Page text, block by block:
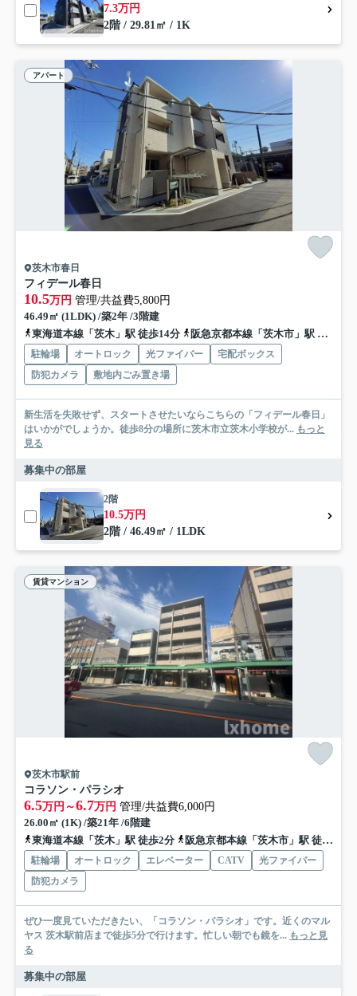
7.3万円
2階 / 29.81㎡ / 1K
アパート
茨木市春日
フィデール春日
10.5万円 管理/共益費5,800円
46.49㎡ (1LDK) /築2年 /3階建
東海道本線「茨木」駅 徒歩14分
阪急京都本線「茨木市」駅 徒歩17分
駐輪場 オートロック 光ファイバー
宅配ボックス
防犯カメラ
敷地内ごみ置き場
新生活を失敗せず、スタートさせたいならこちらの「フィデール春日」
はいかがでしょうか。徒歩8分の場所に茨木市立茨木小学校が... もっと
見る
募集中の部屋
2階
10.5万円
2階 / 46.49㎡ / 1LDK
賃貸マンション
茨木市駅前
コラソン・パラシオ
6.5万円～6.7万円 管理/共益費6,000円
26.00㎡ (1K) /築21年 /6階建
東海道本線「茨木」駅 徒歩2分
阪急京都本線「茨木市」駅 徒歩10分
駐輪場 オートロック エレベーター CATV
光ファイバー
防犯カメラ
ぜひ一度見ていただきたい、「コラソン・パラシオ」です。近くのマル
ヤス 茨木駅前店まで徒歩5分で行けます。忙しい朝でも鏡を... もっと見
る
募集中の部屋